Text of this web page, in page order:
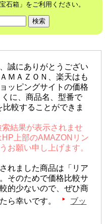
石箱」をご利用ください。
誠にありがとうござい
ＭＡＺＯＮ、楽天はも
ッピングサイトの価格
に、商品名、型番で
較することができま
結果が表示されませ
上部のAMAZONリン
お願い申し上げます。
れました商品は「リア
そのためで価格比較サ
的少ないので、ぜひ商
ら幸いです。
ブッ